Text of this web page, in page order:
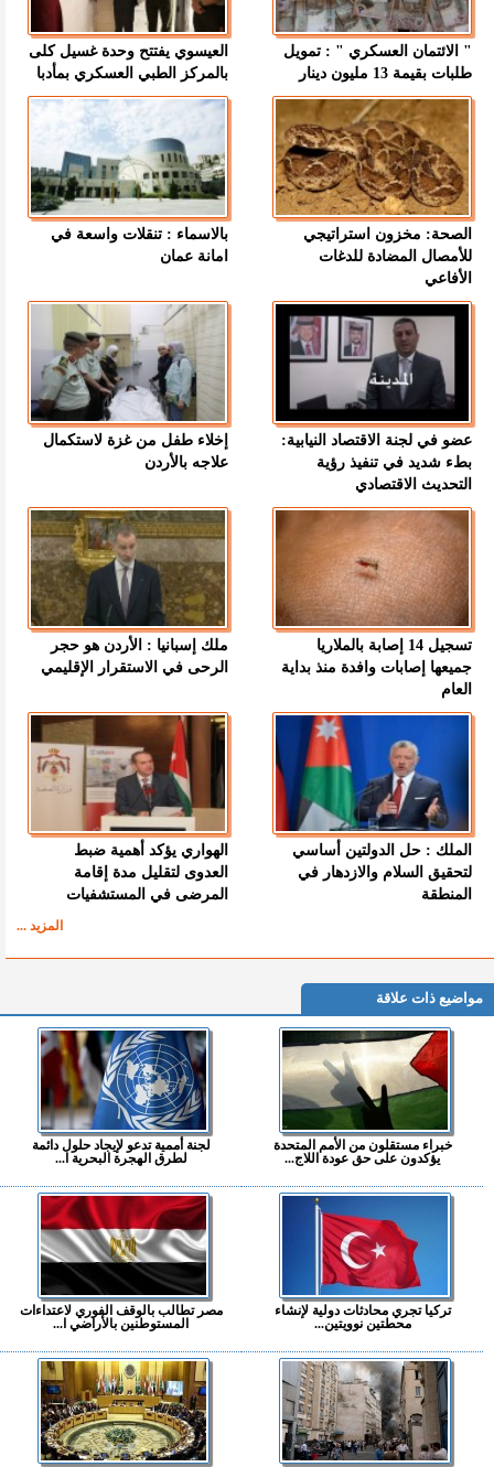
" الائتمان العسكري " : تمويل
طلبات بقيمة 13 مليون دينار
العيسوي يفتتح وحدة غسيل كلى
بالمركز الطبي العسكري بمأدبا
الصحة: مخزون استراتيجي
للأمصال المضادة للدغات
الأفاعي
بالاسماء : تنقلات واسعة في
امانة عمان
عضو في لجنة الاقتصاد النيابية:
بطء شديد في تنفيذ رؤية
التحديث الاقتصادي
إخلاء طفل من غزة لاستكمال
علاجه بالأردن
تسجيل 14 إصابة بالملاريا
جميعها إصابات وافدة منذ بداية
العام
ملك إسبانيا : الأردن هو حجر
الرحى في الاستقرار الإقليمي
الملك : حل الدولتين أساسي
لتحقيق السلام والازدهار في
المنطقة
الهواري يؤكد أهمية ضبط
العدوى لتقليل مدة إقامة
المرضى في المستشفيات
المزيد ...
مواضيع ذات علاقة
خبراء مستقلون من الأمم المتحدة
يؤكدون على حق عودة اللاج...
لجنة أممية تدعو لإيجاد حلول دائمة
لطرق الهجرة البحرية ا...
تركيا تجري محادثات دولية لإنشاء
محطتين نوويتين...
مصر تطالب بالوقف الفوري لاعتداءات
المستوطنين بالأراضي ا...